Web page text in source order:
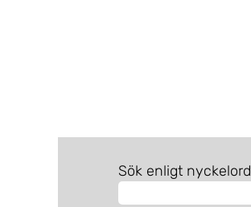
Sök enligt nyckelord